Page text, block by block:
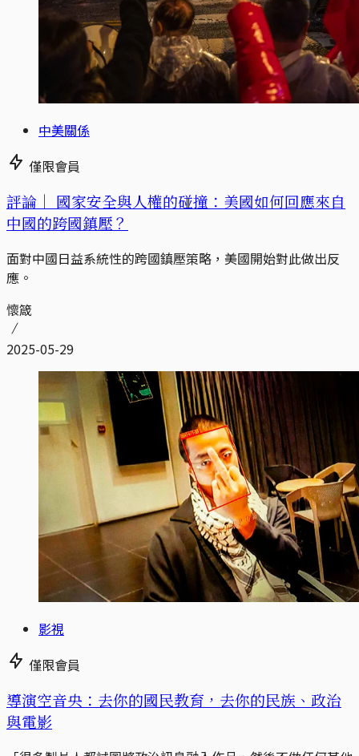
中美關係
僅限會員
評論｜ 國家安全與人權的碰撞：美國如何回應來自
中國的跨國鎮壓？
面對中國日益系統性的跨國鎮壓策略，美國開始對此做出反
應。
懷箴
2025-05-29
影視
僅限會員
導演空音央：去你的國民教育，去你的民族、政治
與電影